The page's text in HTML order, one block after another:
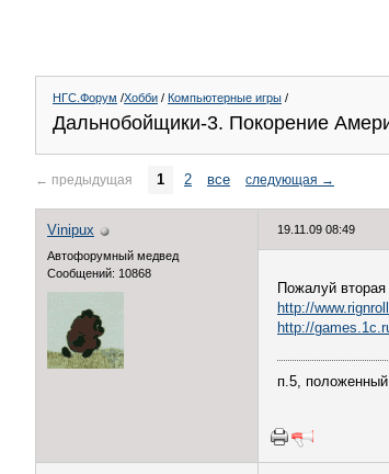
НГС.Форум /Хобби / Компьютерные игры /
Дальнобойщики-3. Покорение
← предыдущая 1 2 все следующая →
Vinipux
Автофорумный медвед
Сообщений: 10868
19.11.09 08:49
Пожалуй
http://
http://
п.5,